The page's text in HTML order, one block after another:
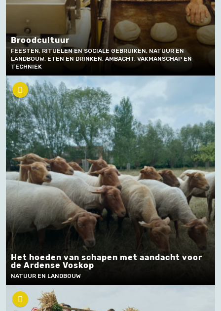
Broodcultuur
FEESTEN, RITUELEN EN SOCIALE GEBRUIKEN, NATUUR EN
LANDBOUW, ETEN EN DRINKEN, AMBACHT, VAKMANSCHAP EN
TECHNIEK
Het hoeden van schapen met aandacht voor
de Ardense Voskop
NATUUR EN LANDBOUW